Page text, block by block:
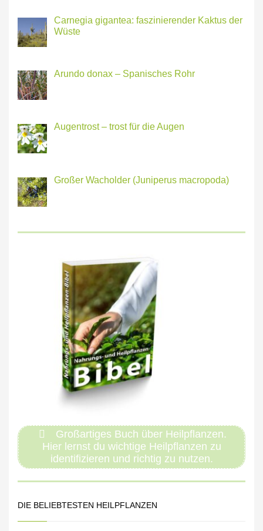
Carnegia gigantea: faszinierender Kaktus der
Wüste
Arundo donax – Spanisches Rohr
Augentrost – trost für die Augen
Großer Wacholder (Juniperus macropoda)
Großartiges Buch über Heilpflanzen.
Hier lernst du wichtige Heilpflanzen zu
identifizieren und richtig zu nutzen.
DIE BELIEBTESTEN HEILPFLANZEN